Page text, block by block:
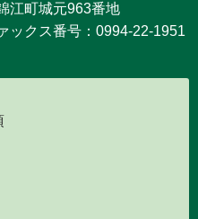
江町城元963番地
クス番号：0994-22-1951